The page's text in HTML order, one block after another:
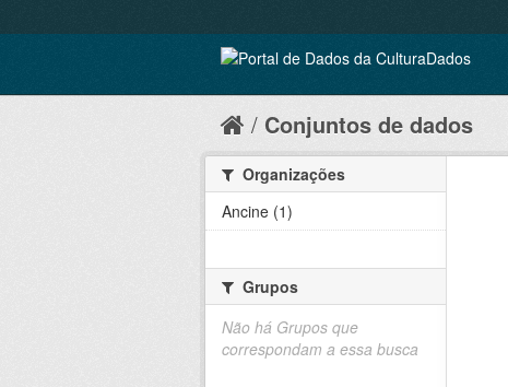
Conjuntos de dados
Organizações
Ancine (1)
Grupos
Não há Grupos que
correspondam a essa busca